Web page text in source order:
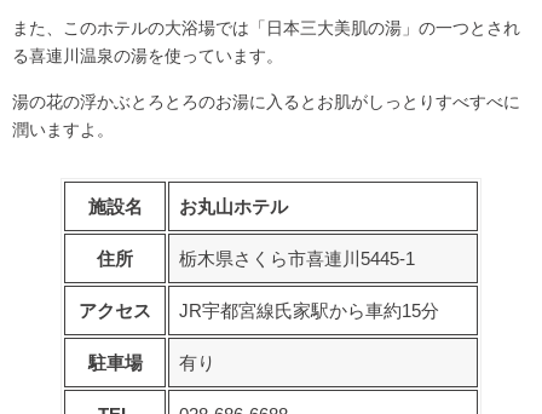
また、このホテルの大浴場では「 日本三大美肌の湯 」の一つとされ
る喜連川温泉の湯を使っています。
湯の花の浮かぶとろとろのお湯に入るとお肌がしっとりすべすべに
潤いますよ。
施設名 お丸山ホテル
住所 栃木県さくら市喜連川5445-1
アクセス JR宇都宮線氏家駅から車約15分
駐車場 有り